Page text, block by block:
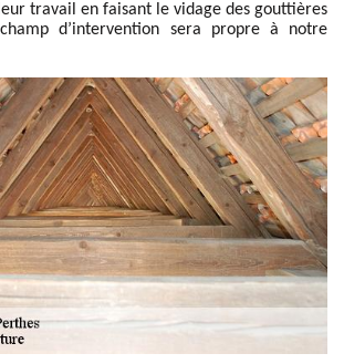
travail en faisant le vidage des gouttières
d’intervention sera propre à notre